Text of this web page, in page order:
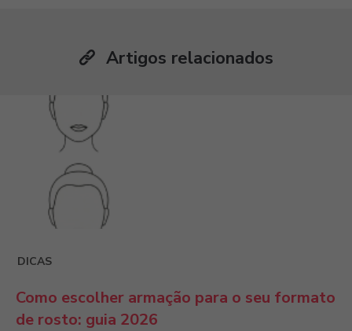
Artigos relacionados
DICAS
Como escolher armação para o seu formato
de rosto: guia 2026